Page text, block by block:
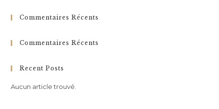
Commentaires Récents
Commentaires Récents
Recent Posts
Aucun article trouvé.